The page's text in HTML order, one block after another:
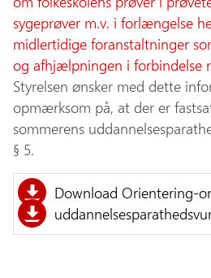
sygeprøver m.v. i forlængelse
midlertidige foranstaltninger
og afhjælpningen i forbindelse
Styrelsen ønsker med dette
opmærksom på, at der er
sommerens
§ 5.
Download Orientering-